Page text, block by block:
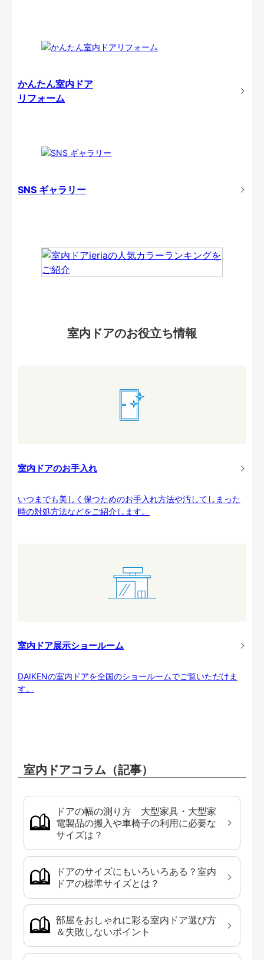
かんたん室内ドア
リフォーム
SNS ギャラリー
室内ドアのお役立ち情報
室内ドアのお手入れ
いつまでも美しく保つためのお手入れ方法や汚してしまった
時の対処方法などをご紹介します。
室内ドア展示ショールーム
DAIKENの室内ドアを全国のショールームでご覧いただけま
す。
室内ドアコラム（記事）
ドアの幅の測り方 大型家具・大型家
電製品の搬入や車椅子の利用に必要な
サイズは？
ドアのサイズにもいろいろある？室内
ドアの標準サイズとは？
部屋をおしゃれに彩る室内ドア選び方
＆失敗しないポイント